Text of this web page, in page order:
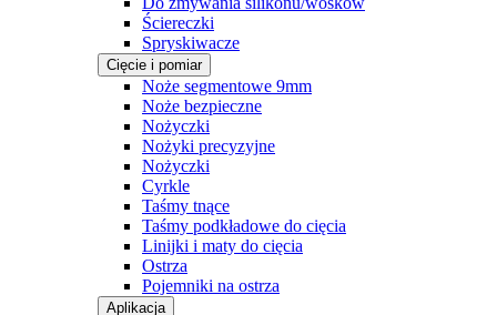
Ściereczki
Spryskiwacze
Cięcie i pomiar
Noże segmentowe 9mm
Noże bezpieczne
Nożyczki
Nożyki precyzyjne
Nożyczki
Cyrkle
Taśmy tnące
Taśmy podkładowe do cięcia
Linijki i maty do cięcia
Ostrza
Pojemniki na ostrza
Aplikacja